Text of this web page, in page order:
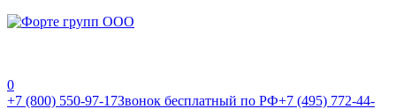
0
+7 (800) 550-97-17Звонок бесплатный по РФ+7 (495) 772-44-